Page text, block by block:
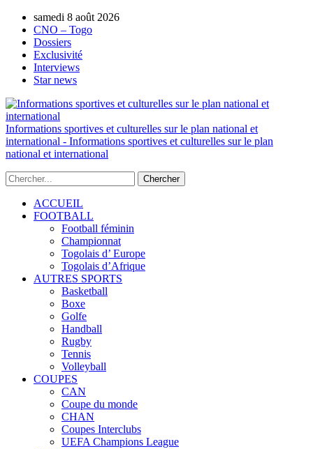
samedi 8 août 2026
CNO – Togo
Dossiers
Exclusivité
Interviews
Star news
Informations sportives et culturelles sur le plan national et
international - Informations sportives et culturelles sur le plan
national et international
ACCUEIL
FOOTBALL
Football féminin
Championnat
Togolais d’ Europe
Togolais d’Afrique
AUTRES SPORTS
Basketball
Boxe
Golfe
Handball
Rugby
Tennis
Volleyball
COUPES
CAN
Coupe du monde
CHAN
Coupes Interclubs
UEFA Champions League
AUTORISATION DE LA HAAC N°0134/HAAC/